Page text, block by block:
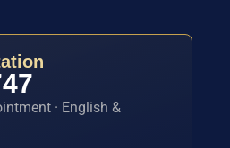
· English &